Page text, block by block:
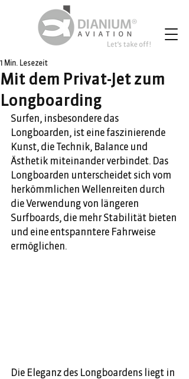
Mit dem Privat-Jet zum
Longboarding
1 Min. Lesezeit
Surfen, insbesondere das
Longboarden, ist eine faszinierende
Kunst, die Technik, Balance und
Ästhetik miteinander verbindet. Das
Longboarden unterscheidet sich vom
herkömmlichen Wellenreiten durch
die Verwendung von längeren
Surfboards, die mehr Stabilität bieten
und eine entspanntere Fahrweise
ermöglichen.
Die Eleganz des Longboardens liegt in